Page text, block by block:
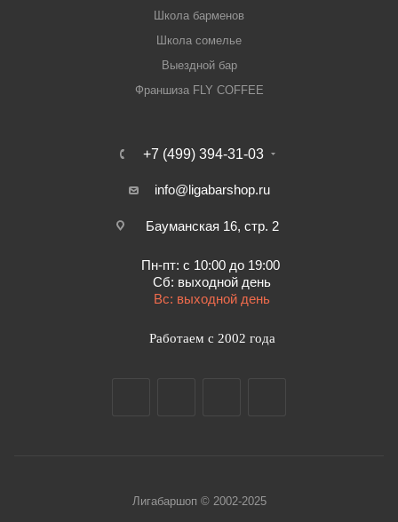
Школа барменов
Школа сомелье
Выездной бар
Франшиза FLY COFFEE
+7 (499) 394-31-03
info@ligabarshop.ru
Бауманская 16, стр. 2
Пн-пт: с 10:00 до 19:00
Сб: выходной день
Вс: выходной день
Работаем с 2002 года
Лигабаршоп © 2002-2025